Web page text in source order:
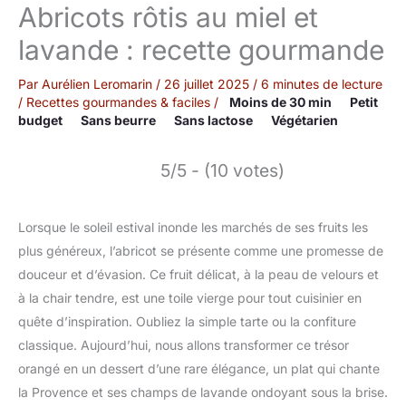
Abricots rôtis au miel et
lavande : recette gourmande
Par Aurélien Leromarin / 26 juillet 2025 / 6 minutes de lecture
/ Recettes gourmandes & faciles / Moins de 30 min
Petit
budget
Sans beurre Sans lactose Végétarien
5/5 - (10 votes)
Lorsque le soleil estival inonde les marchés de ses fruits les
plus généreux, l’abricot se présente comme une promesse de
douceur et d’évasion. Ce fruit délicat, à la peau de velours et
à la chair tendre, est une toile vierge pour tout cuisinier en
quête d’inspiration. Oubliez la simple tarte ou la confiture
classique. Aujourd’hui, nous allons transformer ce trésor
orangé en un dessert d’une rare élégance, un plat qui chante
la Provence et ses champs de lavande ondoyant sous la brise.